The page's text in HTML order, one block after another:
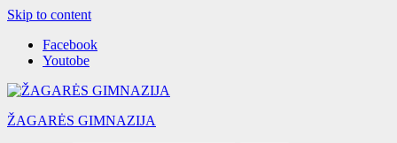
Skip to content
Facebook
Youtobe
ŽAGARĖS GIMNAZIJA